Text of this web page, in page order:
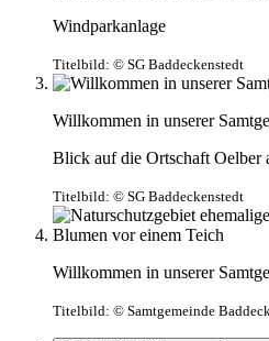
Windparkanlage
Titelbild: © SG Baddeckenstedt
Willkommen in unserer
Blick auf die Ortschaft Oelber
Titelbild: © SG Baddeckenstedt
Willkommen in unserer
Titelbild: © Samtgemeinde